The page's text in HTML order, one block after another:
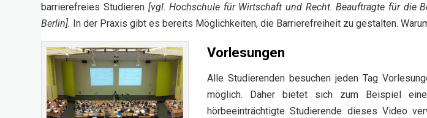
barrierefreies Studieren [vgl. Hochschule für Wirtschaft und Recht. Beauftragte für die
Berlin]. In der Praxis gibt es bereits Möglichkeiten, die Barrierefreiheit zu gestalten.
Vorlesungen
Alle Studierenden besuchen jeden Tag
möglich. Daher bietet sich zum Beispiel
hörbeeinträchtigte Studierende dieses Video